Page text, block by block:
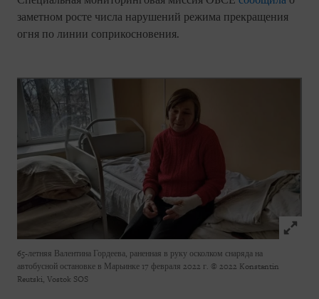
заметном росте числа нарушений режима прекращения
огня по линии соприкосновения.
Click
65-летняя Валентина Гордеева, раненная в руку осколком снаряда на
автобусной остановке в Марьинке 17 февраля 2022 г. © 2022 Konstantin
Reutski, Vostok SOS